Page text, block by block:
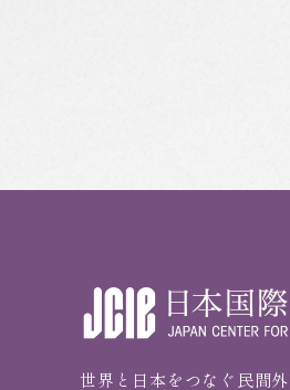
世界と日本をつなぐ民間